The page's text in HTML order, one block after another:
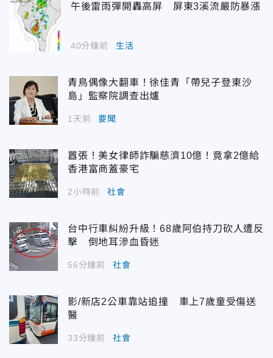
午後雷雨彈開轟高屏 屏東3溪流嚴防暴漲
40分鐘前 生活
青鳥偶像大翻車！徐佳青「帶兒子登東沙
島」監察院調查出爐
1天前 要聞
囂張！美女律師詐騙慈濟10億！竟拿2億給
香港富商蓋豪宅
2小時前 社會
台中行車糾紛升級！68歲阿伯持刀砍人遭反
擊 倒地耳滲血昏迷
56分鐘前 社會
影/新店2公車靠站追撞 車上7歲童受傷送
醫
33分鐘前 社會